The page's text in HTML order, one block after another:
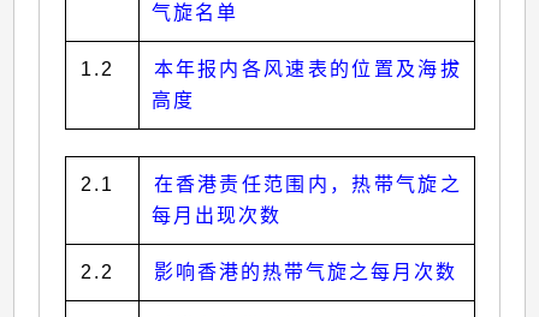
气旋名单
1.2
本年报内各风速表的位置及海拔
高度
2.1
在香港责任范围内，热带气旋之
每月出现次数
2.2 影响香港的热带气旋之每月次数